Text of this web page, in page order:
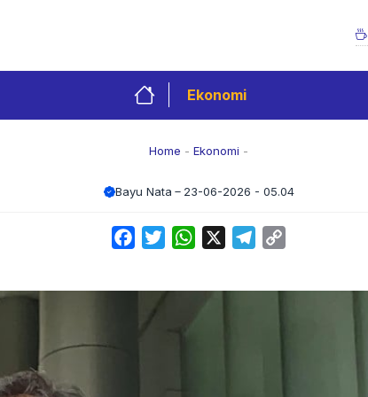
Ekonomi
Home - Ekonomi -
Bayu Nata 23-06-2026 - 05.04
FacebookTwitterWhatsApp Telegram